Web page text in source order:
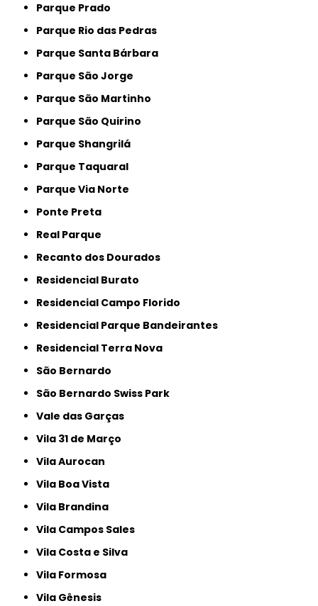
Parque Prado
Parque Rio das Pedras
Parque Santa Bárbara
Parque São Jorge
Parque São Martinho
Parque São Quirino
Parque Shangrilá
Parque Taquaral
Parque Via Norte
Ponte Preta
Real Parque
Recanto dos Dourados
Residencial Burato
Residencial Campo Florido
Residencial Parque Bandeirantes
Residencial Terra Nova
São Bernardo
São Bernardo Swiss Park
Vale das Garças
Vila 31 de Março
Vila Aurocan
Vila Boa Vista
Vila Brandina
Vila Campos Sales
Vila Costa e Silva
Vila Formosa
Vila Gênesis